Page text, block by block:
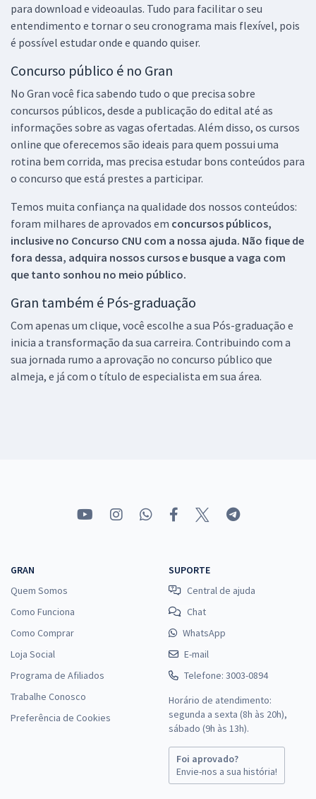
para download e videoaulas. Tudo para facilitar o seu
entendimento e tornar o seu cronograma mais flexível, pois
é possível estudar onde e quando quiser.
Concurso público é no Gran
No Gran você fica sabendo tudo o que precisa sobre
concursos públicos, desde a publicação do edital até as
informações sobre as vagas ofertadas. Além disso, os cursos
online que oferecemos são ideais para quem possui uma
rotina bem corrida, mas precisa estudar bons conteúdos para
o concurso que está prestes a participar.
Temos muita confiança na qualidade dos nossos conteúdos:
foram milhares de aprovados em concursos públicos,
inclusive no Concurso CNU com a nossa ajuda. Não fique de
fora dessa, adquira nossos cursos e busque a vaga com
que tanto sonhou no meio público.
Gran também é Pós-graduação
Com apenas um clique, você escolhe a sua Pós-graduação e
inicia a transformação da sua carreira. Contribuindo com a
sua jornada rumo a aprovação no concurso público que
almeja, e já com o título de especialista em sua área.
GRAN
Quem Somos
Como Funciona
Como Comprar
Loja Social
Programa de Afiliados
Trabalhe Conosco
Preferência de Cookies
SUPORTE
Central de ajuda
Chat
WhatsApp
E-mail
Telefone: 3003-0894
Horário de atendimento:
segunda a sexta (8h às 20h),
sábado (9h às 13h).
Foi aprovado?
Envie-nos a sua história!